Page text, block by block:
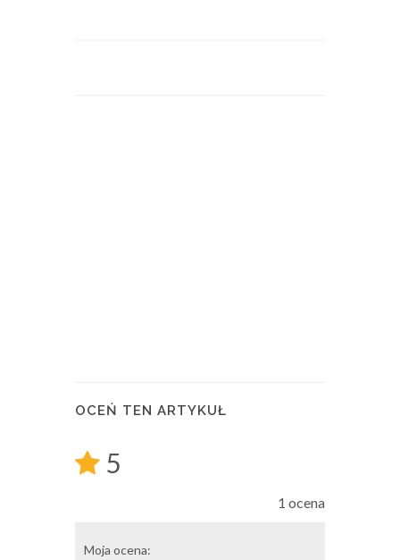
OCEŃ TEN ARTYKUŁ
5
1 ocena
Moja ocena: